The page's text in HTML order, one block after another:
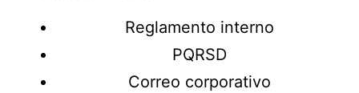
Reglamento interno
PQRSD
Correo corporativo